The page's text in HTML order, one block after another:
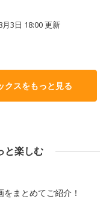
月3日 18:00更新
クスをもっと見る
と楽しむ
まとめてご紹介！